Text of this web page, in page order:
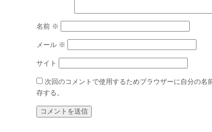
名前 ※
メール ※
サイト
次回のコメントで使用するためブラウザーに自分の名
存する。